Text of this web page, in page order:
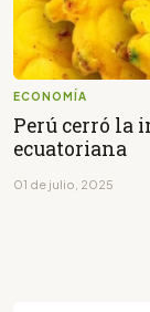
ECONOMÍA
Perú cerró la
ecuatoriana
01 de julio, 2025